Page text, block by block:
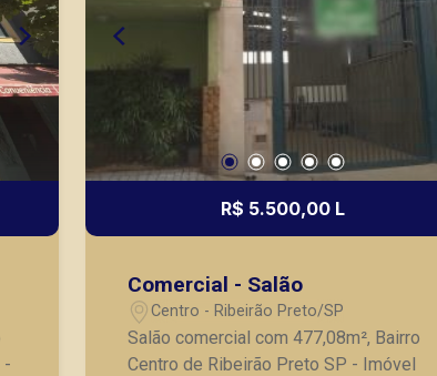
R$ 5.500,00 L
Comercial - Salão
Centro - Ribeirão Preto/SP
Salão comercial com 477,08m², Bairro
Centro de Ribeirão Preto SP - Imóvel